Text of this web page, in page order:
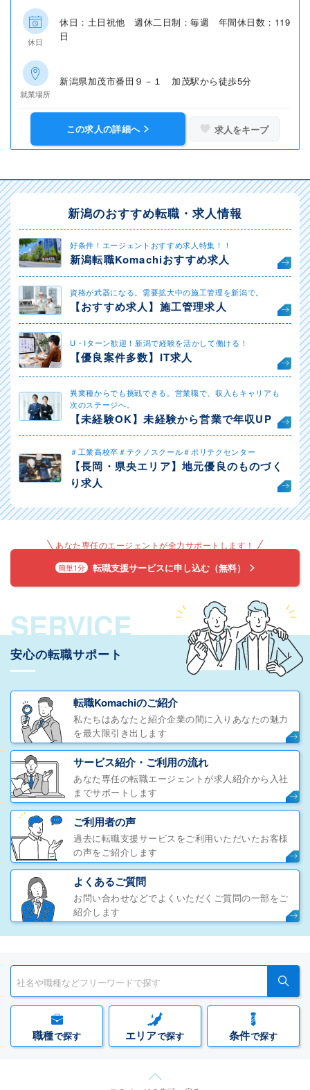
休日
休日：土日祝他 週休二日制：毎週 年間休日数：119
日
就業場所
新潟県加茂市番田９－１ 加茂駅から徒歩5分
この求人の詳細へ 求人をキープ
新潟のおすすめ転職・求人情報
好条件！エージェントおすすめ求人特集！！
新潟転職Komachiおすすめ求人
資格が武器になる。需要拡大中の施工管理を新潟で。
【おすすめ求人】施工管理求人
U・Iターン歓迎！新潟で経験を活かして働ける！
【優良案件多数】IT求人
異業種からでも挑戦できる。営業職で、収入もキャリアも
次のステージへ。
【未経験OK】未経験から営業で年収UP
＃工業高校卒＃テクノスクール＃ポリテクセンター
【長岡・県央エリア】地元優良のものづく
り求人
あなた専任のエージェントが全力サポートします！
簡単1分 転職支援サービスに申し込む（無料）
SERVICE
安心の転職サポート
転職Komachiのご紹介
私たちはあなたと紹介企業の間に入りあなたの魅力
を最大限引き出します
サービス紹介・ご利用の流れ
あなた専任の転職エージェントが求人紹介から入社
までサポートします
ご利用者の声
過去に転職支援サービスをご利用いただいたお客様
の声をご紹介します
よくあるご質問
お問い合わせなどでよくいただくご質問の一部をご
紹介します
職種で探す エリアで探す 条件で探す